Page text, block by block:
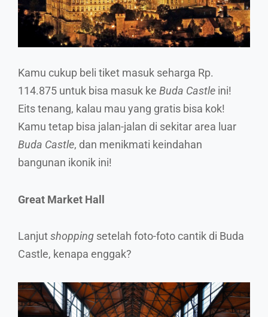
Kamu cukup beli tiket masuk seharga Rp.
114.875 untuk bisa masuk ke Buda Castle ini!
Eits tenang, kalau mau yang gratis bisa kok!
Kamu tetap bisa jalan-jalan di sekitar area luar
Buda Castle, dan menikmati keindahan
bangunan ikonik ini!
Great Market Hall
Lanjutshopping setelah foto-foto cantik di Buda
Castle, kenapa enggak?